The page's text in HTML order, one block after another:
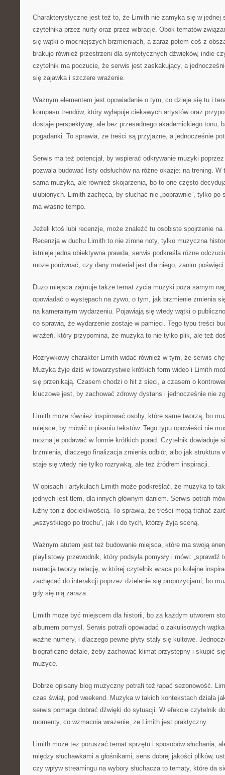
Charakterystyczne jest też to, że Limith nie zamyka się w jednej
czytelnika przez nurty oraz przez wibracje. Obok tematów
się wątki o mocniejszych brzmieniach, a zaraz potem coś z
brakuje również przestrzeni dla syntetycznych dźwięków, indie
czytelnik ma poczucie, że serwis jest zaskakujący, a
się zajawka i szczere wrażenie.
Ważnym elementem jest opowiadanie o tym, co dzieje się tu i
kompasu trendów, który wyłapuje ciekawych artystów oraz
dostaje perspektywę, ale bez przesadnego akademickiego tonu,
pogadanki. To sprawia, że treści są przyjazne, a jednocześnie
Serwis ma też potencjał, by wspierać odkrywanie muzyki
pozwala budować listy odsłuchów na różne okazje: na trening.
sama muzyka, ale również skojarzenia, bo to one często
ulubionych. Limith zachęca, by słuchać nie „poprawnie”, tylko po
ma własne tempo.
Jeżeli ktoś lubi recenzje, może znaleźć tu osobiste spojrzenie na
Recenzja w duchu Limith to nie zimne noty, tylko muzyczna
istnieje jedna obiektywna prawda, serwis podkreśla różne
może porównać, czy dany materiał jest dla niego, zanim poświęci
Dużo miejsca zajmuje także temat życia muzyki poza samym
opowiadać o występach na żywo, o tym, jak brzmienie zmienia
na kameralnym wydarzeniu. Pojawiają się wtedy wątki o
co sprawia, że wydarzenie zostaje w pamięci. Tego typu treści
wrażeń, który przypomina, że muzyka to nie tylko plik, ale też
Rozrywkowy charakter Limith widać również w tym, że serwis
Muzyka żyje dziś w towarzystwie krótkich form wideo i Limith
się przenikają. Czasem chodzi o hit z sieci, a czasem o
kluczowe jest, by zachować zdrowy dystans i jednocześnie nie
Limith może również inspirować osoby, które same tworzą, bo
miejsce, by mówić o pisaniu tekstów. Tego typu opowieści nie
można je podawać w formie krótkich porad. Czytelnik dowiaduje
brzmienia, dlaczego finalizacja zmienia odbiór, albo jak struktura
staje się wtedy nie tylko rozrywką, ale też źródłem inspiracji.
W opisach i artykułach Limith może podkreślać, że muzyka to
jednych jest tłem, dla innych głównym daniem. Serwis potrafi
luźny ton z dociekliwością. To sprawia, że treści mogą trafiać
„wszystkiego po trochu”, jak i do tych, którzy żyją sceną.
Ważnym atutem jest też budowanie miejsca, które ma swoją
playlistowy przewodnik, który podsyła pomysły i mówi: „sprawdź
narracja tworzy relację, w której czytelnik wraca po kolejne
zachęcać do interakcji poprzez dzielenie się propozycjami, bo
gdy się nią zaraża.
Limith może być miejscem dla historii, bo za każdym utworem
albumem pomysł. Serwis potrafi opowiadać o zakulisowych
ważne numery, i dlaczego pewne płyty stały się kultowe.
biograficzne detale, żeby zachować klimat przystępny i skupić
muzyce.
Dobrze opisany blog muzyczny potrafi też łapać sezonowość.
czas świąt, pod weekend. Muzyka w takich kontekstach działa
serwis pomaga dobrać dźwięki do sytuacji. W efekcie czytelnik
momenty, co wzmacnia wrażenie, że Limith jest praktyczny.
Limith może też poruszać temat sprzętu i sposobów słuchania,
między słuchawkami a głośnikami, sens dobrej jakości plików,
czy wpływ streamingu na wybory słuchacza to tematy, które da